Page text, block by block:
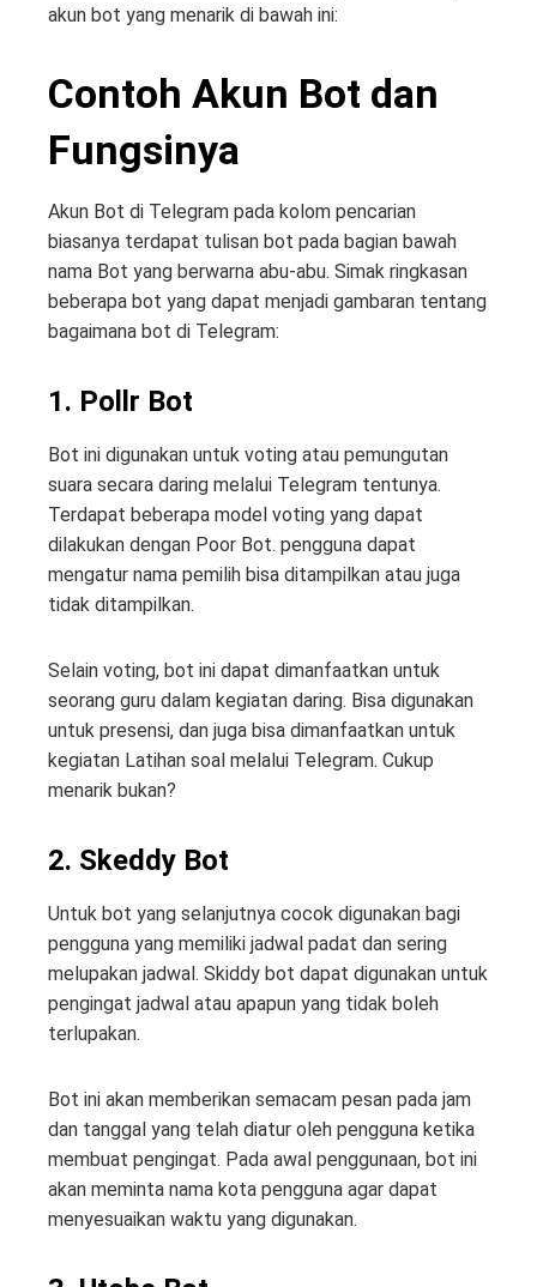
akun bot yang menarik di bawah ini:
Contoh Akun Bot dan
Fungsinya
Akun Bot di Telegram pada kolom pencarian
biasanya terdapat tulisan bot pada bagian bawah
nama Bot yang berwarna abu-abu. Simak ringkasan
beberapa bot yang dapat menjadi gambaran tentang
bagaimana bot di Telegram:
1. Pollr Bot
Bot ini digunakan untuk voting atau pemungutan
suara secara daring melalui Telegram tentunya.
Terdapat beberapa model voting yang dapat
dilakukan dengan Poor Bot. pengguna dapat
mengatur nama pemilih bisa ditampilkan atau juga
tidak ditampilkan.
Selain voting, bot ini dapat dimanfaatkan untuk
seorang guru dalam kegiatan daring. Bisa digunakan
untuk presensi, dan juga bisa dimanfaatkan untuk
kegiatan Latihan soal melalui Telegram. Cukup
menarik bukan?
2. Skeddy Bot
Untuk bot yang selanjutnya cocok digunakan bagi
pengguna yang memiliki jadwal padat dan sering
melupakan jadwal. Skiddy bot dapat digunakan untuk
pengingat jadwal atau apapun yang tidak boleh
terlupakan.
Bot ini akan memberikan semacam pesan pada jam
dan tanggal yang telah diatur oleh pengguna ketika
membuat pengingat. Pada awal penggunaan, bot ini
akan meminta nama kota pengguna agar dapat
menyesuaikan waktu yang digunakan.